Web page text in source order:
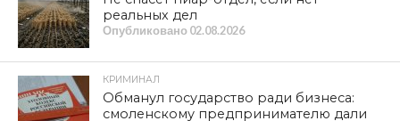
реальных дел
Опубликовано 02.08.2026
КРИМИНАЛ
Обманул государство ради бизнеса:
смоленскому предпринимателю дали